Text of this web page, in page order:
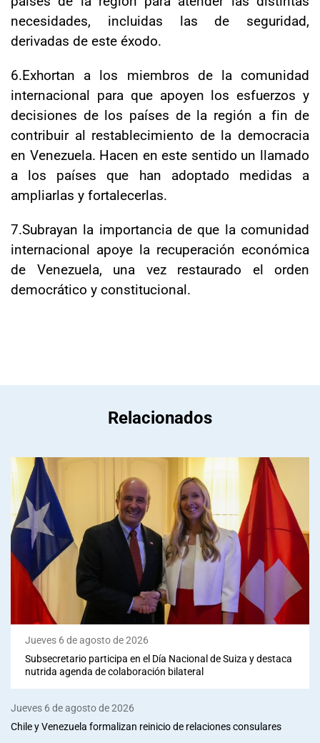
necesidades, incluidas las de seguridad,
derivadas de este éxodo.
6.Exhortan a los miembros de la comunidad
internacional para que apoyen los esfuerzos y
decisiones de los países de la región a fin de
contribuir al restablecimiento de la democracia
en Venezuela. Hacen en este sentido un llamado
a los países que han adoptado medidas a
ampliarlas y fortalecerlas.
7.Subrayan la importancia de que la comunidad
internacional apoye la recuperación económica
de Venezuela, una vez restaurado el orden
democrático y constitucional.
Relacionados
Jueves 6 de agosto de 2026
Subsecretario participa en el Día Nacional de Suiza y destaca
nutrida agenda de colaboración bilateral
Jueves 6 de agosto de 2026
Chile y Venezuela formalizan reinicio de relaciones consulares